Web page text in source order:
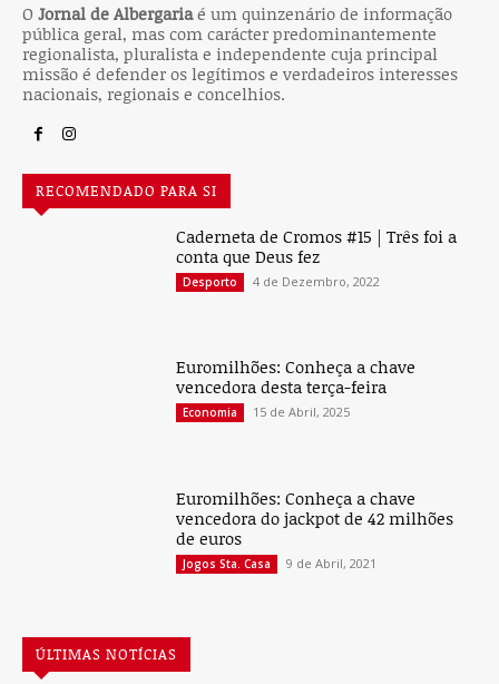
O Jornal de Albergariaé um quinzenário de informação
pública geral, mas com carácter predominantemente
regionalista, pluralista e independente cuja principal
missão é defender os legítimos e verdadeiros interesses
nacionais, regionais e concelhios.
RECOMENDADO PARA SI
Caderneta de Cromos #15 | Três foi a
conta que Deus fez
Desporto 4 de Dezembro, 2022
Euromilhões: Conheça a chave
vencedora desta terça-feira
Economia 15 de Abril, 2025
Euromilhões: Conheça a chave
vencedora do jackpot de 42 milhões
de euros
Jogos Sta. Casa 9 de Abril, 2021
ÚLTIMAS NOTÍCIAS